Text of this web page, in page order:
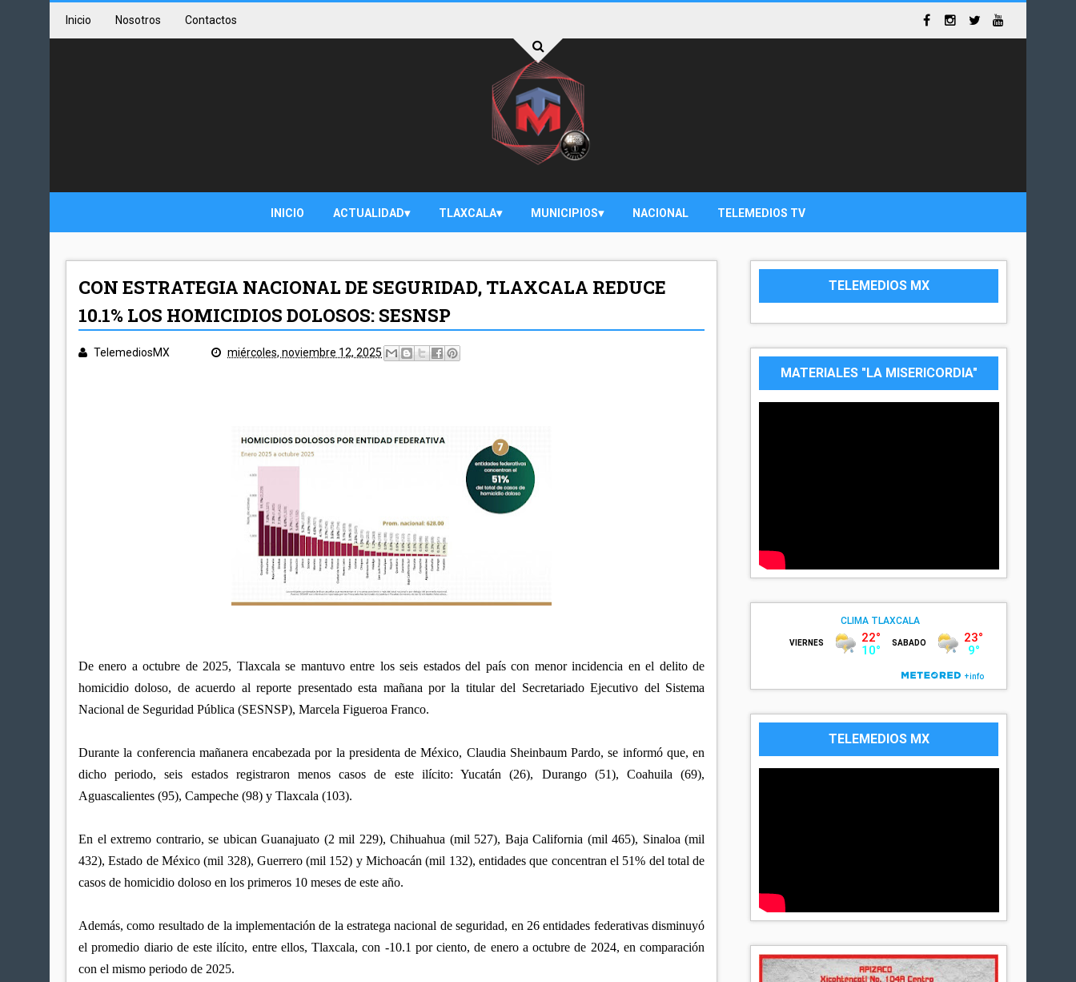
Inicio Nosotros Contactos
INICIO ACTUALIDAD TLAXCALA MUNICIPIOS NACIONAL TELEMEDIOS TV
CON ESTRATEGIA NACIONAL DE SEGURIDAD, TLAXCALA REDUCE
10.1% LOS HOMICIDIOS DOLOSOS: SESNSP
TelemediosMX miércoles, noviembre 12, 2025
De enero a octubre de 2025, Tlaxcala se mantuvo entre los seis estados del país con menor incidencia en el delito de
homicidio doloso, de acuerdo al reporte presentado esta mañana por la titular del Secretariado Ejecutivo del Sistema
Nacional de Seguridad Pública (SESNSP), Marcela Figueroa Franco.
Durante la conferencia mañanera encabezada por la presidenta de México, Claudia Sheinbaum Pardo, se informó que, en
dicho periodo, seis estados registraron menos casos de este ilícito: Yucatán (26), Durango (51), Coahuila (69),
Aguascalientes (95), Campeche (98) y Tlaxcala (103).
En el extremo contrario, se ubican Guanajuato (2 mil 229), Chihuahua (mil 527), Baja California (mil 465), Sinaloa (mil
432), Estado de México (mil 328), Guerrero (mil 152) y Michoacán (mil 132), entidades que concentran el 51% del total de
casos de homicidio doloso en los primeros 10 meses de este año.
Además, como resultado de la implementación de la estratega nacional de seguridad, en 26 entidades federativas disminuyó
el promedio diario de este ilícito, entre ellos, Tlaxcala, con -10.1 por ciento, de enero a octubre de 2024, en comparación
con el mismo periodo de 2025.
TELEMEDIOS MX
MATERIALES "LA MISERICORDIA"
TELEMEDIOS MX